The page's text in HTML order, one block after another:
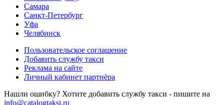
Самара
Санкт-Петербург
Уфа
Челябинск
Пользовательское соглашение
Добавить службу такси
Реклама на сайте
Личный кабинет партнёра
Нашли ошибку? Хотите добавить службу такси - пишите на
info@catalogtaksi.ru